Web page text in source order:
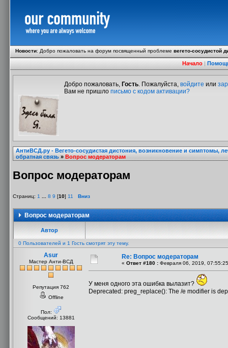
Новости:Добро пожаловать на форум посвященный проблемевегето-сосудистой
Начало|
Добро пожаловать, Гость. Пожалуйста, войдите или
Вам не пришло письмо с кодом активации?
АнтиВСД.ру - Вегето-сосудистая дистония, возникновение и симптомы,
обратная связь»Вопрос модераторам
Вопрос модераторам
Страниц: 1 8 9 [10] 11 Вниз
Вопрос модераторам
Автор
0 Пользователей и 1 Гость смотрят эту тему.
Asur
Мастер Анти-ВСД
Репутация 762
Offline
Пол:
Сообщений: 13881
Re: Вопрос модераторам
« Ответ #180 : Февраля 06, 2019,
У меня одного эта ошибка вылазит?
Deprecated: preg_replace(): The /e modifier is